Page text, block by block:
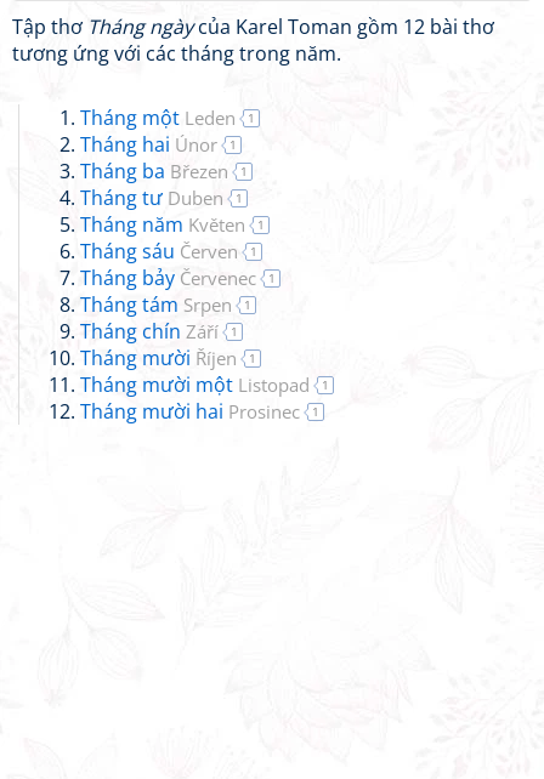
Tập thơ Tháng ngàycủa Karel Toman gồm 12 bài thơ
tương ứng với các tháng trong năm.
Tháng một Leden 1
Tháng hai Únor 1
Tháng ba Březen 1
Tháng tư Duben 1
Tháng năm Květen 1
Tháng sáu Červen 1
Tháng bảy Červenec 1
Tháng tám Srpen 1
Tháng chín Září 1
Tháng mười Říjen 1
Tháng mười một Listopad 1
Tháng mười hai Prosinec 1